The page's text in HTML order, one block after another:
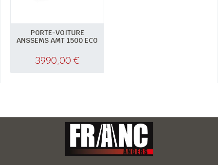
PORTE-VOITURE
ANSSEMS AMT 1500 ECO
3990,00 €